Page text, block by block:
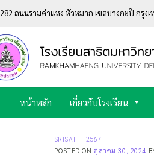
282 ถนนรามคำแหง หัวหมาก เขตบางกะปิ กรุง
หน้าหลัก เกี่ยวกับโรงเรียน
SRISATIT_2567
POSTED ONตุลาคม 30, 2024